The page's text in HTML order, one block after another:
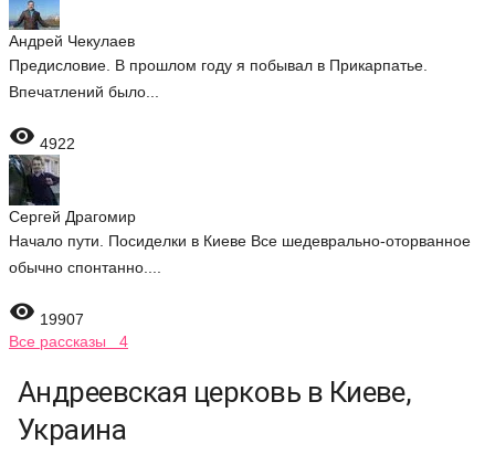
Андрей Чекулаев
Предисловие. В прошлом году я побывал в Прикарпатье.
Впечатлений было...
 4922
Сергей Драгомир
Начало пути. Посиделки в Киеве Все шедеврально-оторванное
обычно спонтанно....
 19907
Все рассказы 4
Андреевская церковь в Киеве,
Украина